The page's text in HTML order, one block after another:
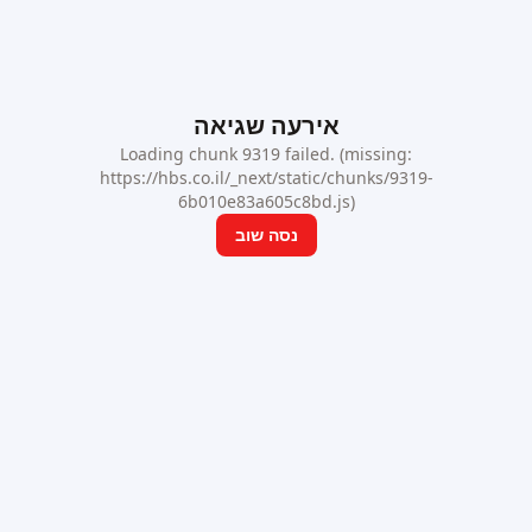
אירעה שגיאה
Loading chunk 9319 failed. (missing:
https://hbs.co.il/_next/static/chunks/9319-
6b010e83a605c8bd.js)